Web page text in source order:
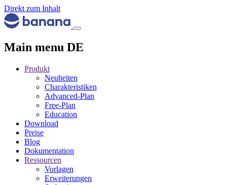
Direkt zum Inhalt
Main menu DE
Produkt
Neuheiten
Charakteristiken
Advanced-Plan
Free-Plan
Education
Download
Preise
Blog
Dokumentation
Ressourcen
Vorlagen
Erweiterungen